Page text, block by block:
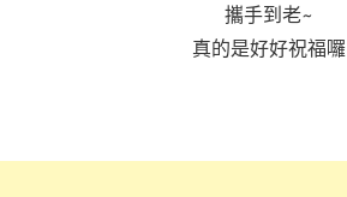
攜手到老~
真的是好好祝福囉